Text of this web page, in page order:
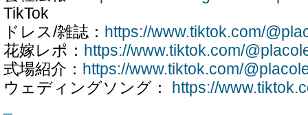
TikTok
ドレス/雑誌： https://www.tiktok.com/
花嫁レポ： https://www.tiktok.com/
式場紹介： https://www.tiktok.com/
ウェディングソング：
https://